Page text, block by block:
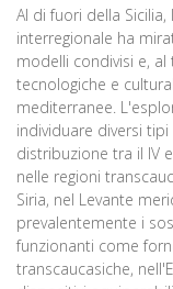
Al di fuori della
interregionale ha
modelli condivisi e,
tecnologiche e
mediterranee.
individuare diversi
distribuzione tra il IV
nelle regioni
Siria, nel Levante
prevalentemente i
funzionanti come
transcaucasiche,